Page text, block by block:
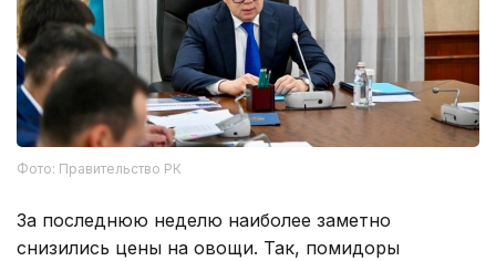
Фото: Правительство РК
За последнюю неделю наиболее заметно
снизились цены на овощи. Так, помидоры